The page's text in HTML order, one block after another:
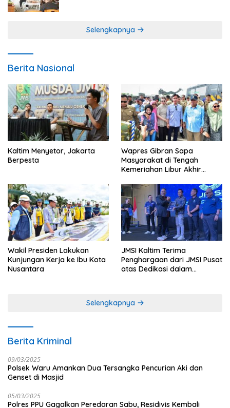
Selengkapnya
Berita Nasional
Kaltim Menyetor, Jakarta
Berpesta
Wapres Gibran Sapa
Masyarakat di Tengah
Kemeriahan Libur Akhir
Wakil Presiden Lakukan
Kunjungan Kerja ke Ibu Kota
Nusantara
JMSI Kaltim Terima
Penghargaan dari JMSI Pusat
atas Dedikasi dalam
Selengkapnya
Berita Kriminal
09/03/2025
Polsek Waru Amankan Dua Tersangka Pencurian Aki dan
Genset di Masjid
05/03/2025
Polres PPU Gagalkan Peredaran Sabu, Residivis Kembali